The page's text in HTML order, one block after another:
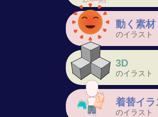
動く素材
のイラスト
3D
のイラスト
着替イラ
のイラスト